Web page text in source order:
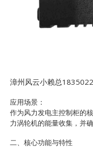
漳州风云小赖总
应用场景：
作为风力发电主控制柜的
力涡轮机的能量收集，并
二、核心功能与特性